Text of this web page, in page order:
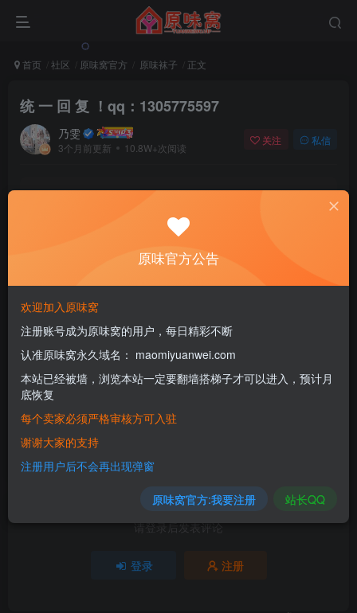
首页 社区 原味窝官方 原味袜子 正文
统 一 回 复 ！qq：1305775597
乃雯
3个月前更新 10.8W+次阅读
关注 私信
登录后继续查看
请登录后发表评论
登录 注册
原味官方公告
欢迎加入原味窝
注册账号成为原味窝的用户，每日精彩不断
认准原味窝永久域名： maomiyuanwei.com
本站已经被墙，浏览本站一定要翻墙搭梯子才可以进入，预计月
底恢复
每个卖家必须严格审核方可入驻
谢谢大家的支持
注册用户后不会再出现弹窗
原味窝官方:我要注册 站长QQ